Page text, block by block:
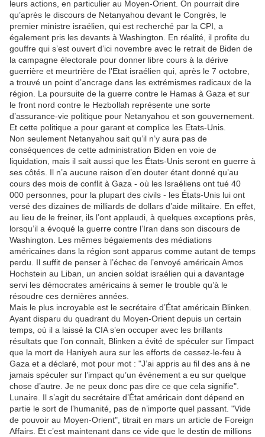
leurs actions, en particulier au Moyen-Orient. On pourrait dire
qu’après le discours de Netanyahou devant le Congrès, le
premier ministre israélien, qui est recherché par la CPI, a
également pris les devants à Washington. En réalité, il profite du
gouffre qui s’est ouvert d’ici novembre avec le retrait de Biden de
la campagne électorale pour donner libre cours à la dérive
guerrière et meurtrière de l’Etat israélien qui, après le 7 octobre,
a trouvé un point d’ancrage dans les extrémismes radicaux de la
région. La poursuite de la guerre contre le Hamas à Gaza et sur
le front nord contre le Hezbollah représente une sorte
d’assurance-vie politique pour Netanyahou et son gouvernement.
Et cette politique a pour garant et complice les Etats-Unis.
Non seulement Netanyahou sait qu’il n’y aura pas de
conséquences de cette administration Biden en voie de
liquidation, mais il sait aussi que les États-Unis seront en guerre à
ses côtés. Il n’a aucune raison d’en douter étant donné qu’au
cours des mois de conflit à Gaza - où les Israéliens ont tué 40
000 personnes, pour la plupart des civils - les États-Unis lui ont
versé des dizaines de milliards de dollars d’aide militaire. En effet,
au lieu de le freiner, ils l’ont applaudi, à quelques exceptions près,
lorsqu’il a évoqué la guerre contre l’Iran dans son discours de
Washington. Les mêmes bégaiements des médiations
américaines dans la région sont apparus comme autant de temps
perdu. Il suffit de penser à l’échec de l’envoyé américain Amos
Hochstein au Liban, un ancien soldat israélien qui a davantage
servi les démocrates américains à semer le trouble qu’à le
résoudre ces dernières années.
Mais le plus incroyable est le secrétaire d’État américain Blinken.
Ayant disparu du quadrant du Moyen-Orient depuis un certain
temps, où il a laissé la CIA s’en occuper avec les brillants
résultats que l’on connaît, Blinken a évité de spéculer sur l’impact
que la mort de Haniyeh aura sur les efforts de cessez-le-feu à
Gaza et a déclaré, mot pour mot : "J’ai appris au fil des ans à ne
jamais spéculer sur l’impact qu’un événement a eu sur quelque
chose d’autre. Je ne peux donc pas dire ce que cela signifie".
Lunaire. Il s’agit du secrétaire d’État américain dont dépend en
partie le sort de l’humanité, pas de n’importe quel passant. "Vide
de pouvoir au Moyen-Orient", titrait en mars un article de Foreign
Affairs. Et c’est maintenant dans ce vide que le destin de millions